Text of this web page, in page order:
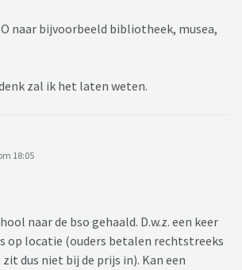
naar bijvoorbeeld bibliotheek, musea,
zal ik het laten weten.
18:05
naar de bso gehaald. D.w.z. een keer
op locatie (ouders betalen rechtstreeks
dus niet bij de prijs in). Kan een